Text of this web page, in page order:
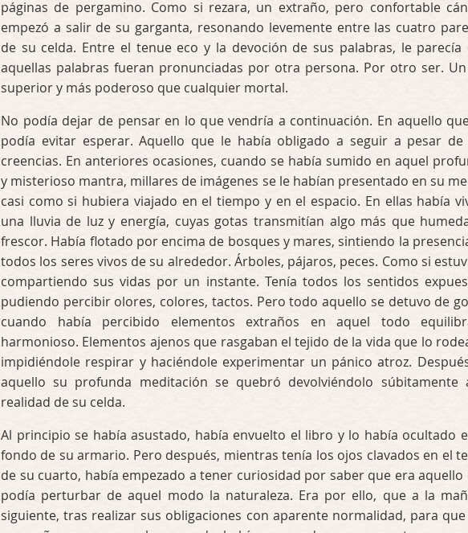
páginas de pergamino. Como si rezara, un extraño, pero confortable
empezó a salir de su garganta, resonando levemente entre las cuatro
de su celda. Entre el tenue eco y la devoción de sus palabras, le parecía
aquellas palabras fueran pronunciadas por otra persona. Por otro ser.
superior y más poderoso que cualquier mortal.
No podía dejar de pensar en lo que vendría a continuación. En aquello
podía evitar esperar. Aquello que le había obligado a seguir a pesar de
creencias. En anteriores ocasiones, cuando se había sumido en aquel
y misterioso mantra, millares de imágenes se le habían presentado en su
casi como si hubiera viajado en el tiempo y en el espacio. En ellas había
una lluvia de luz y energía, cuyas gotas transmitían algo más que
frescor. Había flotado por encima de bosques y mares, sintiendo la
todos los seres vivos de su alrededor. Árboles, pájaros, peces. Como si
compartiendo sus vidas por un instante. Tenía todos los sentidos
pudiendo percibir olores, colores, tactos. Pero todo aquello se detuvo de
cuando había percibido elementos extraños en aquel todo
harmonioso. Elementos ajenos que rasgaban el tejido de la vida que lo
impidiéndole respirar y haciéndole experimentar un pánico atroz.
aquello su profunda meditación se quebró devolviéndolo súbitamente
realidad de su celda.
Al principio se había asustado, había envuelto el libro y lo había ocultado
fondo de su armario. Pero después, mientras tenía los ojos clavados en el
de su cuarto, había empezado a tener curiosidad por saber que era aquello
podía perturbar de aquel modo la naturaleza. Era por ello, que a la
siguiente, tras realizar sus obligaciones con aparente normalidad, para que